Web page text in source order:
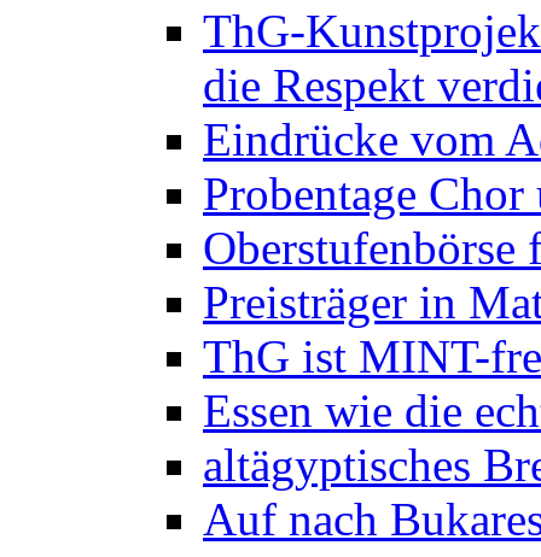
ThG-
die Respekt
Eindrücke vom
Probentage
Preisträger in
ThG ist MINT-
Essen wie die
altägyptisches
Auf nach